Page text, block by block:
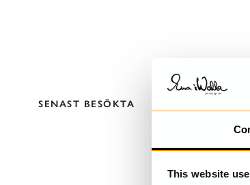
This website
SENAST BESÖKTA